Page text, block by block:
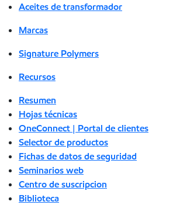
Aceites de transformador
Marcas
Signature Polymers
Recursos
Resumen
Hojas técnicas
OneConnect | Portal de clientes
Selector de productos
Fichas de datos de seguridad
Seminarios web
Centro de suscripcion
Biblioteca